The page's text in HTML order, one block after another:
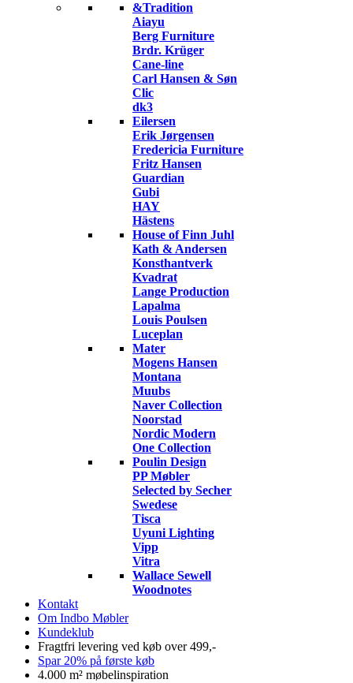
&Tradition
Aiayu
Berg Furniture
Brdr. Krüger
Cane-line
Carl Hansen & Søn
Clic
dk3
Eilersen
Erik Jørgensen
Fredericia Furniture
Fritz Hansen
Guardian
Gubi
HAY
Hästens
House of Finn Juhl
Kath & Andersen
Konsthantverk
Kvadrat
Lange Production
Lapalma
Louis Poulsen
Luceplan
Mater
Mogens Hansen
Montana
Muubs
Naver Collection
Noorstad
Nordic Modern
One Collection
Poulin Design
PP Møbler
Selected by Secher
Swedese
Tisca
Uyuni Lighting
Vipp
Vitra
Wallace Sewell
Woodnotes
Kontakt
Om Indbo Møbler
Kundeklub
Fragtfri levering ved køb over 499,-
Spar 20% på første køb
4.000 m² møbelinspiration